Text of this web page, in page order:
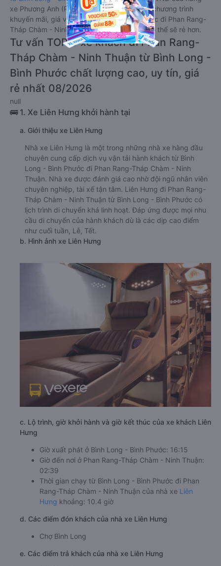
xe Phương Anh (Phan Thiết). Tùy thuộc vào chương trình
khuyến mãi, giá vé Xe Bình Long - Bình Phước đi Phan Rang-
Tháp Chàm - Ninh Thuận giường nằm này có thể sẽ rẻ hơn.
Tư vấn TOP 3 xe khách đi Phan Rang-
Tháp Chàm - Ninh Thuận từ Bình Long -
Bình Phước chất lượng cao, uy tín, giá
rẻ nhất 08/2026
null
🚌 1. Xe Liên Hưng khởi hành tại
a. Giới thiệu xe Liên Hưng
Nhà xe Liên Hưng là một trong những nhà xe hàng đầu
chuyên cung cấp dịch vụ vận tải hành khách từ Bình
Long - Bình Phước đi Phan Rang-Tháp Chàm - Ninh
Thuận. Nhà xe được đánh giá cao nhờ đội ngũ nhân viên
chuyên nghiệp, tài xế tận tâm. Liên Hưng đi Phan Rang-
Tháp Chàm - Ninh Thuận từ Bình Long - Bình Phước có
lịch trình di chuyển khá linh hoạt. Đáp ứng được mọi nhu
cầu di chuyển của hành khách dù là các dịp cao điểm
như cuối tuần, Lễ, Tết.
b. Hình ảnh xe Liên Hưng
c. Lộ trình, giờ khởi hành và giờ kết thúc của xe khách Liên
Hưng
Giờ xuất phát ở Bình Long - Bình Phước: 16:15
Giờ đến nơi ở Phan Rang-Tháp Chàm - Ninh Thuận:
02:39
Thời gian chạy từ Bình Long - Bình Phước đi Phan
Rang-Tháp Chàm - Ninh Thuận của nhà xe Liên
Hưng khoảng: 10.4 giờ
d. Các điểm đón khách của nhà xe Liên Hưng
Chợ Bình Long
e. Các điểm trả khách của nhà xe Liên Hưng